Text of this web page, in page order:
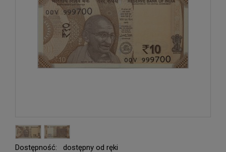
Dostępność:
dostępny od ręki